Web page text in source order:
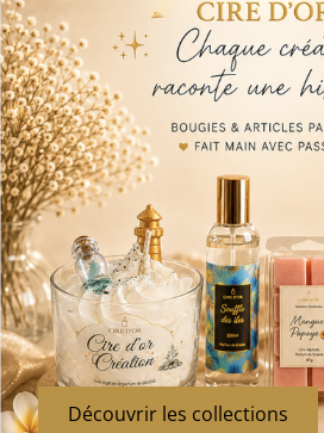
Découvrir les collections